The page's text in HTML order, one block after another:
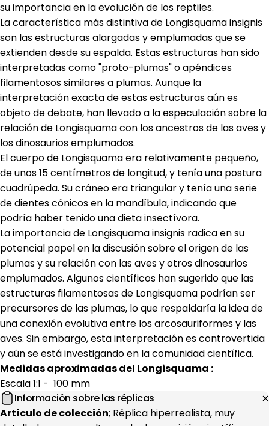
su importancia en la evolución de los reptiles.
La característica más distintiva de Longisquama insignis
son las estructuras alargadas y emplumadas que se
extienden desde su espalda. Estas estructuras han sido
interpretadas como "proto-plumas" o apéndices
filamentosos similares a plumas. Aunque la
interpretación exacta de estas estructuras aún es
objeto de debate, han llevado a la especulación sobre la
relación de Longisquama con los ancestros de las aves y
los dinosaurios emplumados.
El cuerpo de Longisquama era relativamente pequeño,
de unos 15 centímetros de longitud, y tenía una postura
cuadrúpeda. Su cráneo era triangular y tenía una serie
de dientes cónicos en la mandíbula, indicando que
podría haber tenido una dieta insectívora.
La importancia de Longisquama insignis radica en su
potencial papel en la discusión sobre el origen de las
plumas y su relación con las aves y otros dinosaurios
emplumados. Algunos científicos han sugerido que las
estructuras filamentosas de Longisquama podrían ser
precursores de las plumas, lo que respaldaría la idea de
una conexión evolutiva entre los arcosauriformes y las
aves. Sin embargo, esta interpretación es controvertida
y aún se está investigando en la comunidad científica.
Medidas aproximadas del Longisquama :
Escala 1:1 - 100 mm
Información sobre las réplicas
Artículo de colección; Réplica hiperrealista, muy